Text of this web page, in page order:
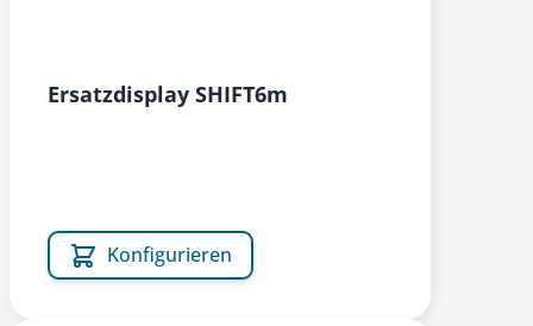
Ersatzdisplay SHIFT6m
Konfigurieren